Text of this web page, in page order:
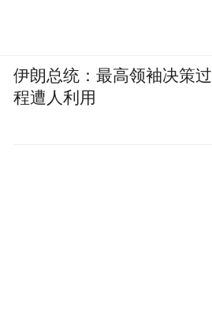
伊朗总统：最高领袖决策过
程遭人利用